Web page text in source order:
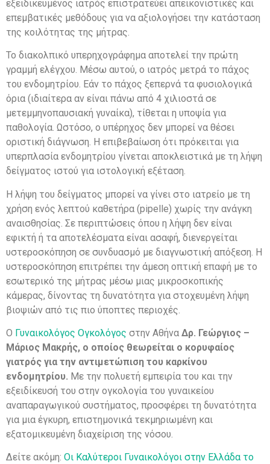
εξειδικευμένος ιατρός επιστρατεύει απεικονιστικές και
επεμβατικές μεθόδους για να αξιολογήσει την κατάσταση
της κοιλότητας της μήτρας.
Το διακολπικό υπερηχογράφημα αποτελεί την πρώτη
γραμμή ελέγχου. Μέσω αυτού, ο ιατρός μετρά το πάχος
του ενδομητρίου. Εάν το πάχος ξεπερνά τα φυσιολογικά
όρια (ιδιαίτερα αν είναι πάνω από 4 χιλιοστά σε
μετεμμηνοπαυσιακή γυναίκα), τίθεται η υποψία για
παθολογία. Ωστόσο, ο υπέρηχος δεν μπορεί να θέσει
οριστική διάγνωση. Η επιβεβαίωση ότι πρόκειται για
υπερπλασία ενδομητρίου γίνεται αποκλειστικά με τη λήψη
δείγματος ιστού για ιστολογική εξέταση.
Η λήψη του δείγματος μπορεί να γίνει στο ιατρείο με τη
χρήση ενός λεπτού καθετήρα (pipelle) χωρίς την ανάγκη
αναισθησίας. Σε περιπτώσεις όπου η λήψη δεν είναι
εφικτή ή τα αποτελέσματα είναι ασαφή, διενεργείται
υστεροσκόπηση σε συνδυασμό με διαγνωστική απόξεση. Η
υστεροσκόπηση επιτρέπει την άμεση οπτική επαφή με το
εσωτερικό της μήτρας μέσω μιας μικροσκοπικής
κάμερας, δίνοντας τη δυνατότητα για στοχευμένη λήψη
βιοψιών από τις πιο ύποπτες περιοχές.
Ο Γυναικολόγος Ογκολόγος στην Αθήνα Δρ. Γεώργιος –
Μάριος Μακρής, ο οποίος θεωρείται ο κορυφαίος
γιατρός για την αντιμετώπιση του καρκίνου
ενδομητρίου. Με την πολυετή εμπειρία του και την
εξειδίκευσή του στην ογκολογία του γυναικείου
αναπαραγωγικού συστήματος, προσφέρει τη δυνατότητα
για μια έγκυρη, επιστημονικά τεκμηριωμένη και
εξατομικευμένη διαχείριση της νόσου.
Δείτε ακόμη: Οι Καλύτεροι Γυναικολόγοι στην Ελλάδα το